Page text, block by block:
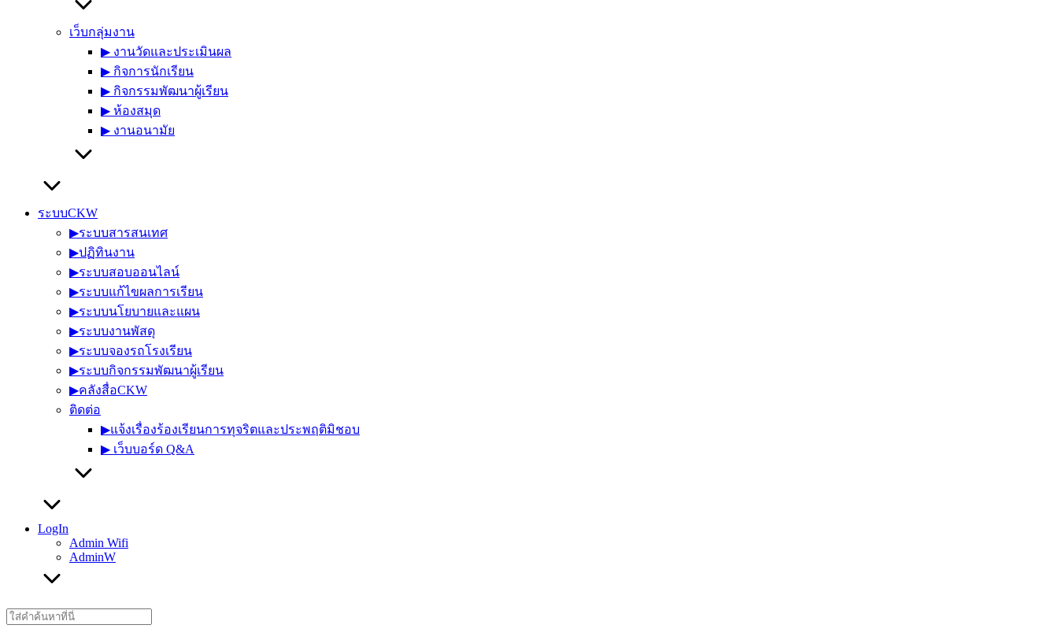
เว็บกลุ่มงาน
▶︎ งานวัดและประเมินผล
▶︎ กิจการนักเรียน
▶︎ กิจกรรมพัฒนาผู้เรียน
▶︎ ห้องสมุด
▶︎ งานอนามัย
ระบบCKW
▶︎ระบบสารสนเทศ
▶︎ปฏิทินงาน
▶︎ระบบสอบออนไลน์
▶︎ระบบแก้ไขผลการเรียน
▶︎ระบบนโยบายและแผน
▶︎ระบบงานพัสดุ
▶︎ระบบจองรถโรงเรียน
▶︎ระบบกิจกรรมพัฒนาผู้เรียน
▶︎คลังสื่อCKW
ติดต่อ
▶︎แจ้งเรื่องร้องเรียนการทุจริตและประพฤติมิชอบ
▶︎ เว็บบอร์ด Q&A
LogIn
Admin Wifi
AdminW
Search
for: